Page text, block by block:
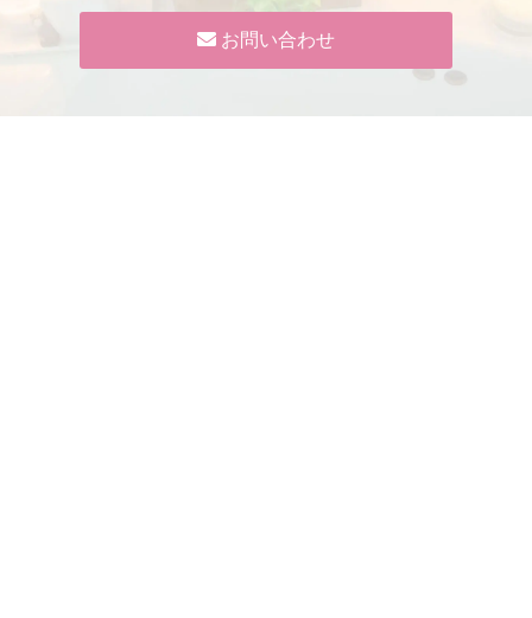
お問い合わせ